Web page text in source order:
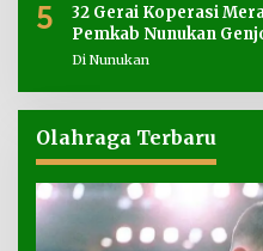
5
32 Gerai Koperasi
Pemkab Nunukan
Di Nunukan
Olahraga Terbaru